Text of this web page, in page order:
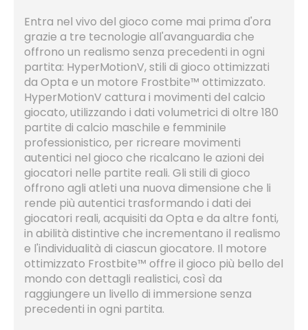
Entra nel vivo del gioco come mai prima d'ora
grazie a tre tecnologie all'avanguardia che
offrono un realismo senza precedenti in ogni
partita: HyperMotionV, stili di gioco ottimizzati
da Opta e un motore Frostbite™ ottimizzato.
HyperMotionV cattura i movimenti del calcio
giocato, utilizzando i dati volumetrici di oltre 180
partite di calcio maschile e femminile
professionistico, per ricreare movimenti
autentici nel gioco che ricalcano le azioni dei
giocatori nelle partite reali. Gli stili di gioco
offrono agli atleti una nuova dimensione che li
rende più autentici trasformando i dati dei
giocatori reali, acquisiti da Opta e da altre fonti,
in abilità distintive che incrementano il realismo
e l'individualità di ciascun giocatore. Il motore
ottimizzato Frostbite™ offre il gioco più bello del
mondo con dettagli realistici, così da
raggiungere un livello di immersione senza
precedenti in ogni partita.